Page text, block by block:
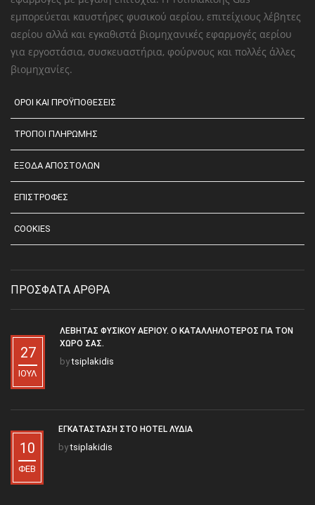
εμπορεύεται καυστήρες φυσικού αερίου, επιτείχιους λέβητες
αερίου αλλά και εγκαθιστά βιομηχανικές εφαρμογές αερίου
για εργοστάσια, συσκευαστήρια, φούρνους και πολλές άλλες
βιομηχανίες.
ΟΡΟΙ ΚΑΙ ΠΡΟΫΠΟΘΕΣΕΙΣ
ΤΡΟΠΟΙ ΠΛΗΡΩΜΗΣ
ΕΞΟΔΑ ΑΠΟΣΤΟΛΩΝ
ΕΠΙΣΤΡΟΦΕΣ
COOKIES
ΠΡΟΣΦΑΤΑ ΑΡΘΡΑ
27
ΙΟΎΛ
ΛΈΒΗΤΑΣ ΦΥΣΙΚΟΎ ΑΕΡΊΟΥ. Ο ΚΑΤΑΛΛΗΛΌΤΕΡΟΣ ΓΙΑ ΤΟΝ
ΧΏΡΟ ΣΑΣ.
bytsiplakidis
10
ΦΕΒ
ΕΓΚΑΤΆΣΤΑΣΗ ΣΤΟ HOTEL ΛΥΔΊΑ
bytsiplakidis